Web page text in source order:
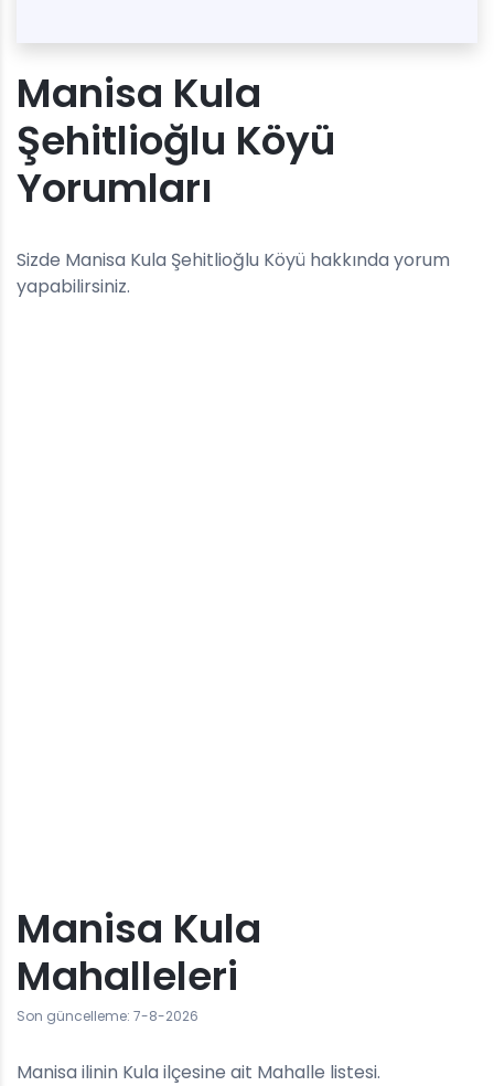
Manisa Kula
Şehitlioğlu Köyü
Yorumları
Sizde Manisa Kula Şehitlioğlu Köyü hakkında yorum
yapabilirsiniz.
Manisa Kula
Mahalleleri
Son güncelleme: 7-8-2026
Manisa ilinin Kula ilçesine ait Mahalle listesi.